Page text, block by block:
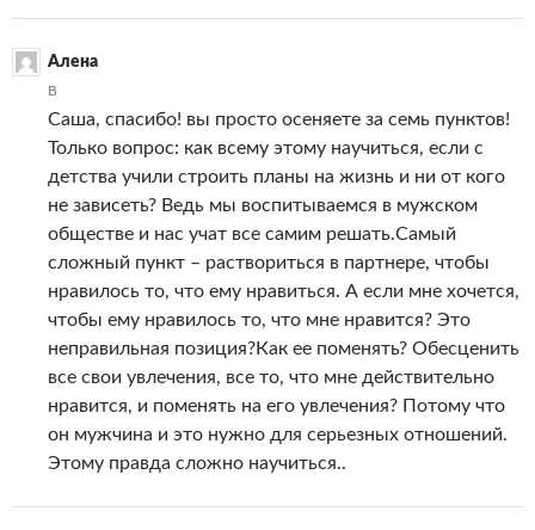
Алена
В
Саша, спасибо! вы просто осеняете за семь пунктов!
Только вопрос: как всему этому научиться, если с
детства учили строить планы на жизнь и ни от кого
не зависеть? Ведь мы воспитываемся в мужском
обществе и нас учат все самим решать.Самый
сложный пункт – раствориться в партнере, чтобы
нравилось то, что ему нравиться. А если мне хочется,
чтобы ему нравилось то, что мне нравится? Это
неправильная позиция?Как ее поменять? Обесценить
все свои увлечения, все то, что мне действительно
нравится, и поменять на его увлечения? Потому что
он мужчина и это нужно для серьезных отношений.
Этому правда сложно научиться..